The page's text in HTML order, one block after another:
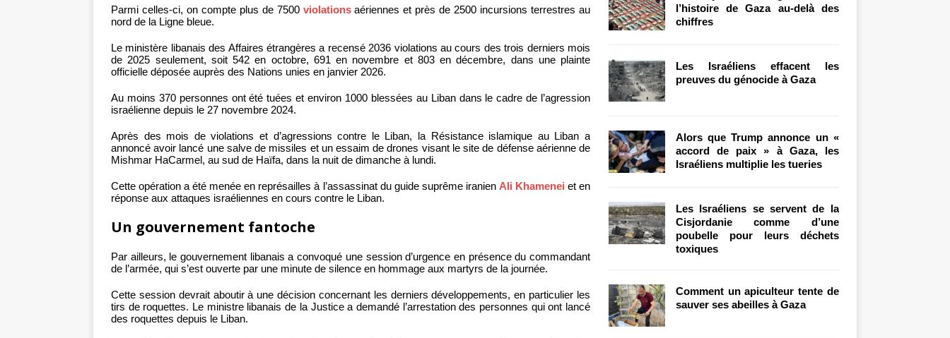
Parmi celles-ci, on compte plus de 7500 violationsaériennes et près de 2500 incursions terrestres au
nord de la Ligne bleue.
Le ministère libanais des Affaires étrangères a recensé 2036 violations au cours des trois derniers mois
de 2025 seulement, soit 542 en octobre, 691 en novembre et 803 en décembre, dans une plainte
officielle déposée auprès des Nations unies en janvier 2026.
Au moins 370 personnes ont été tuées et environ 1000 blessées au Liban dans le cadre de l’agression
israélienne depuis le 27 novembre 2024.
Après des mois de violations et d’agressions contre le Liban, la Résistance islamique au Liban a
annoncé avoir lancé une salve de missiles et un essaim de drones visant le site de défense aérienne de
Mishmar HaCarmel, au sud de Haïfa, dans la nuit de dimanche à lundi.
Cette opération a été menée en représailles à l’assassinat du guide suprême iranien Ali Khamenei et en
réponse aux attaques israéliennes en cours contre le Liban.
Un gouvernement fantoche
Par ailleurs, le gouvernement libanais a convoqué une session d’urgence en présence du commandant
de l’armée, qui s’est ouverte par une minute de silence en hommage aux martyrs de la journée.
Cette session devrait aboutir à une décision concernant les derniers développements, en particulier les
tirs de roquettes. Le ministre libanais de la Justice a demandé l’arrestation des personnes qui ont lancé
des roquettes depuis le Liban.
l’histoire de Gaza au-delà des
chiffres
Les Israéliens effacent les
preuves du génocide à Gaza
Alors que Trump annonce un «
accord de paix » à Gaza, les
Israéliens multiplie les tueries
Les Israéliens se servent de la
Cisjordanie comme d’une
poubelle pour leurs déchets
toxiques
Comment un apiculteur tente de
sauver ses abeilles à Gaza